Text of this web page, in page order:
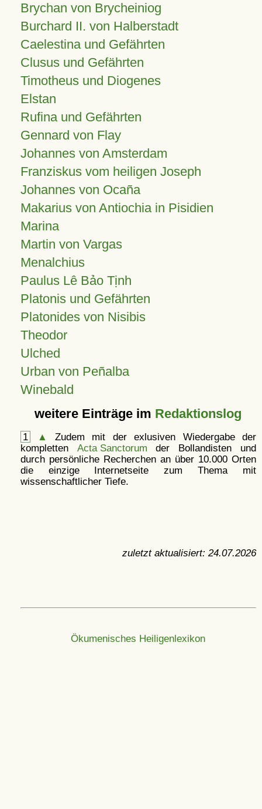
Brychan von Brycheiniog
Burchard II. von Halberstadt
Caelestina und Gefährten
Clusus und Gefährten
Timotheus und Diogenes
Elstan
Rufina und Gefährten
Gennard von Flay
Johannes von Amsterdam
Franziskus vom heiligen Joseph
Johannes von Ocaña
Makarius von Antiochia in Pisidien
Marina
Martin von Vargas
Menalchius
Paulus Lê Bảo Tịnh
Platonis und Gefährten
Platonides von Nisibis
Theodor
Ulched
Urban von Peñalba
Winebald
weitere Einträge im Redaktionslog
1 ▲
Zudem mit der exlusiven Wiedergabe der
kompletten Acta Sanctorum der Bollandisten und
durch persönliche Recherchen an über 10.000 Orten
die einzige Internetseite zum Thema mit
wissenschaftlicher Tiefe.
zuletzt aktualisiert: 24.07.2026
Ökumenisches Heiligenlexikon